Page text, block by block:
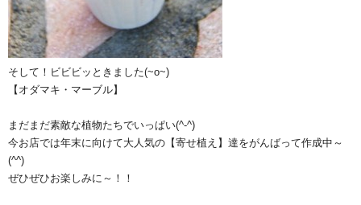
そして！ビビビッときました(~o~)
【オダマキ・マーブル】
まだまだ素敵な植物たちでいっぱい(^-^)
今お店では年末に向けて大人気の【寄せ植え】達をがんばって作成中～
(^^)
ぜひぜひお楽しみに～！！